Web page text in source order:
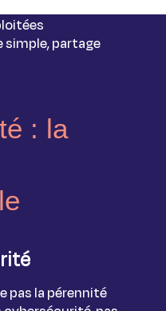
partage
: la
pas la pérennité